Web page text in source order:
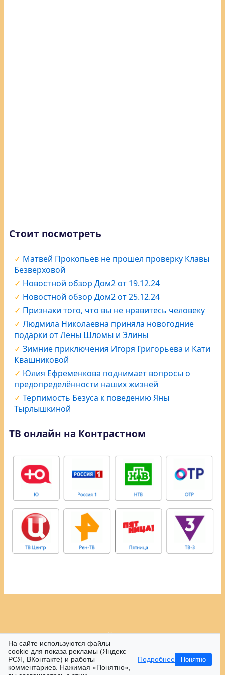
Стоит посмотреть
Матвей Прокопьев не прошел проверку Клавы
Безверховой
Новостной обзор Дом2 от 19.12.24
Новостной обзор Дом2 от 25.12.24
Признаки того, что вы не нравитесь человеку
Людмила Николаевна приняла новогодние
подарки от Лены Шломы и Элины
Зимние приключения Игоря Григорьева и Кати
Квашниковой
Юлия Ефременкова поднимает вопросы о
предопределённости наших жизней
Терпимость Безуса к поведению Яны
Тырлышкиной
ТВ онлайн на Контрастном
© 2009 - 2026 Контрастный.ру.Политика
конфиденциальности.
16+
На сайте используются файлы
cookie для показа рекламы (Яндекс
РСЯ, ВКонтакте) и работы
комментариев. Нажимая «Понятно»,
Подробнее Понятно